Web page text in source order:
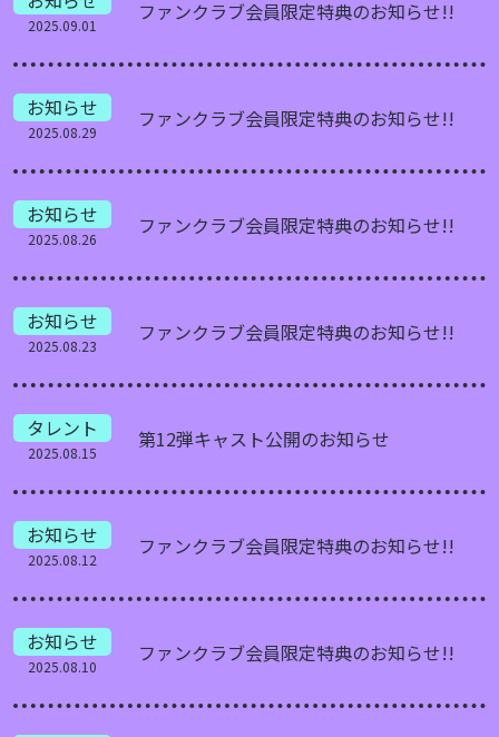
2025.09.01
ファンクラブ会員限定特典のお知らせ!!
お知らせ
2025.08.29
ファンクラブ会員限定特典のお知らせ!!
お知らせ
2025.08.26
ファンクラブ会員限定特典のお知らせ!!
お知らせ
2025.08.23
ファンクラブ会員限定特典のお知らせ!!
タレント
2025.08.15
第12弾キャスト公開のお知らせ
お知らせ
2025.08.12
ファンクラブ会員限定特典のお知らせ!!
お知らせ
2025.08.10
ファンクラブ会員限定特典のお知らせ!!